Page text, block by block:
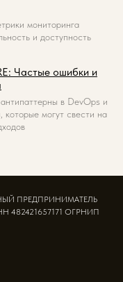
мониторинга
и доступность
Частые ошибки и
в DevOps и
могут свести на
ПРЕДПРИНИМАТЕЛЬ
ОГРНИП